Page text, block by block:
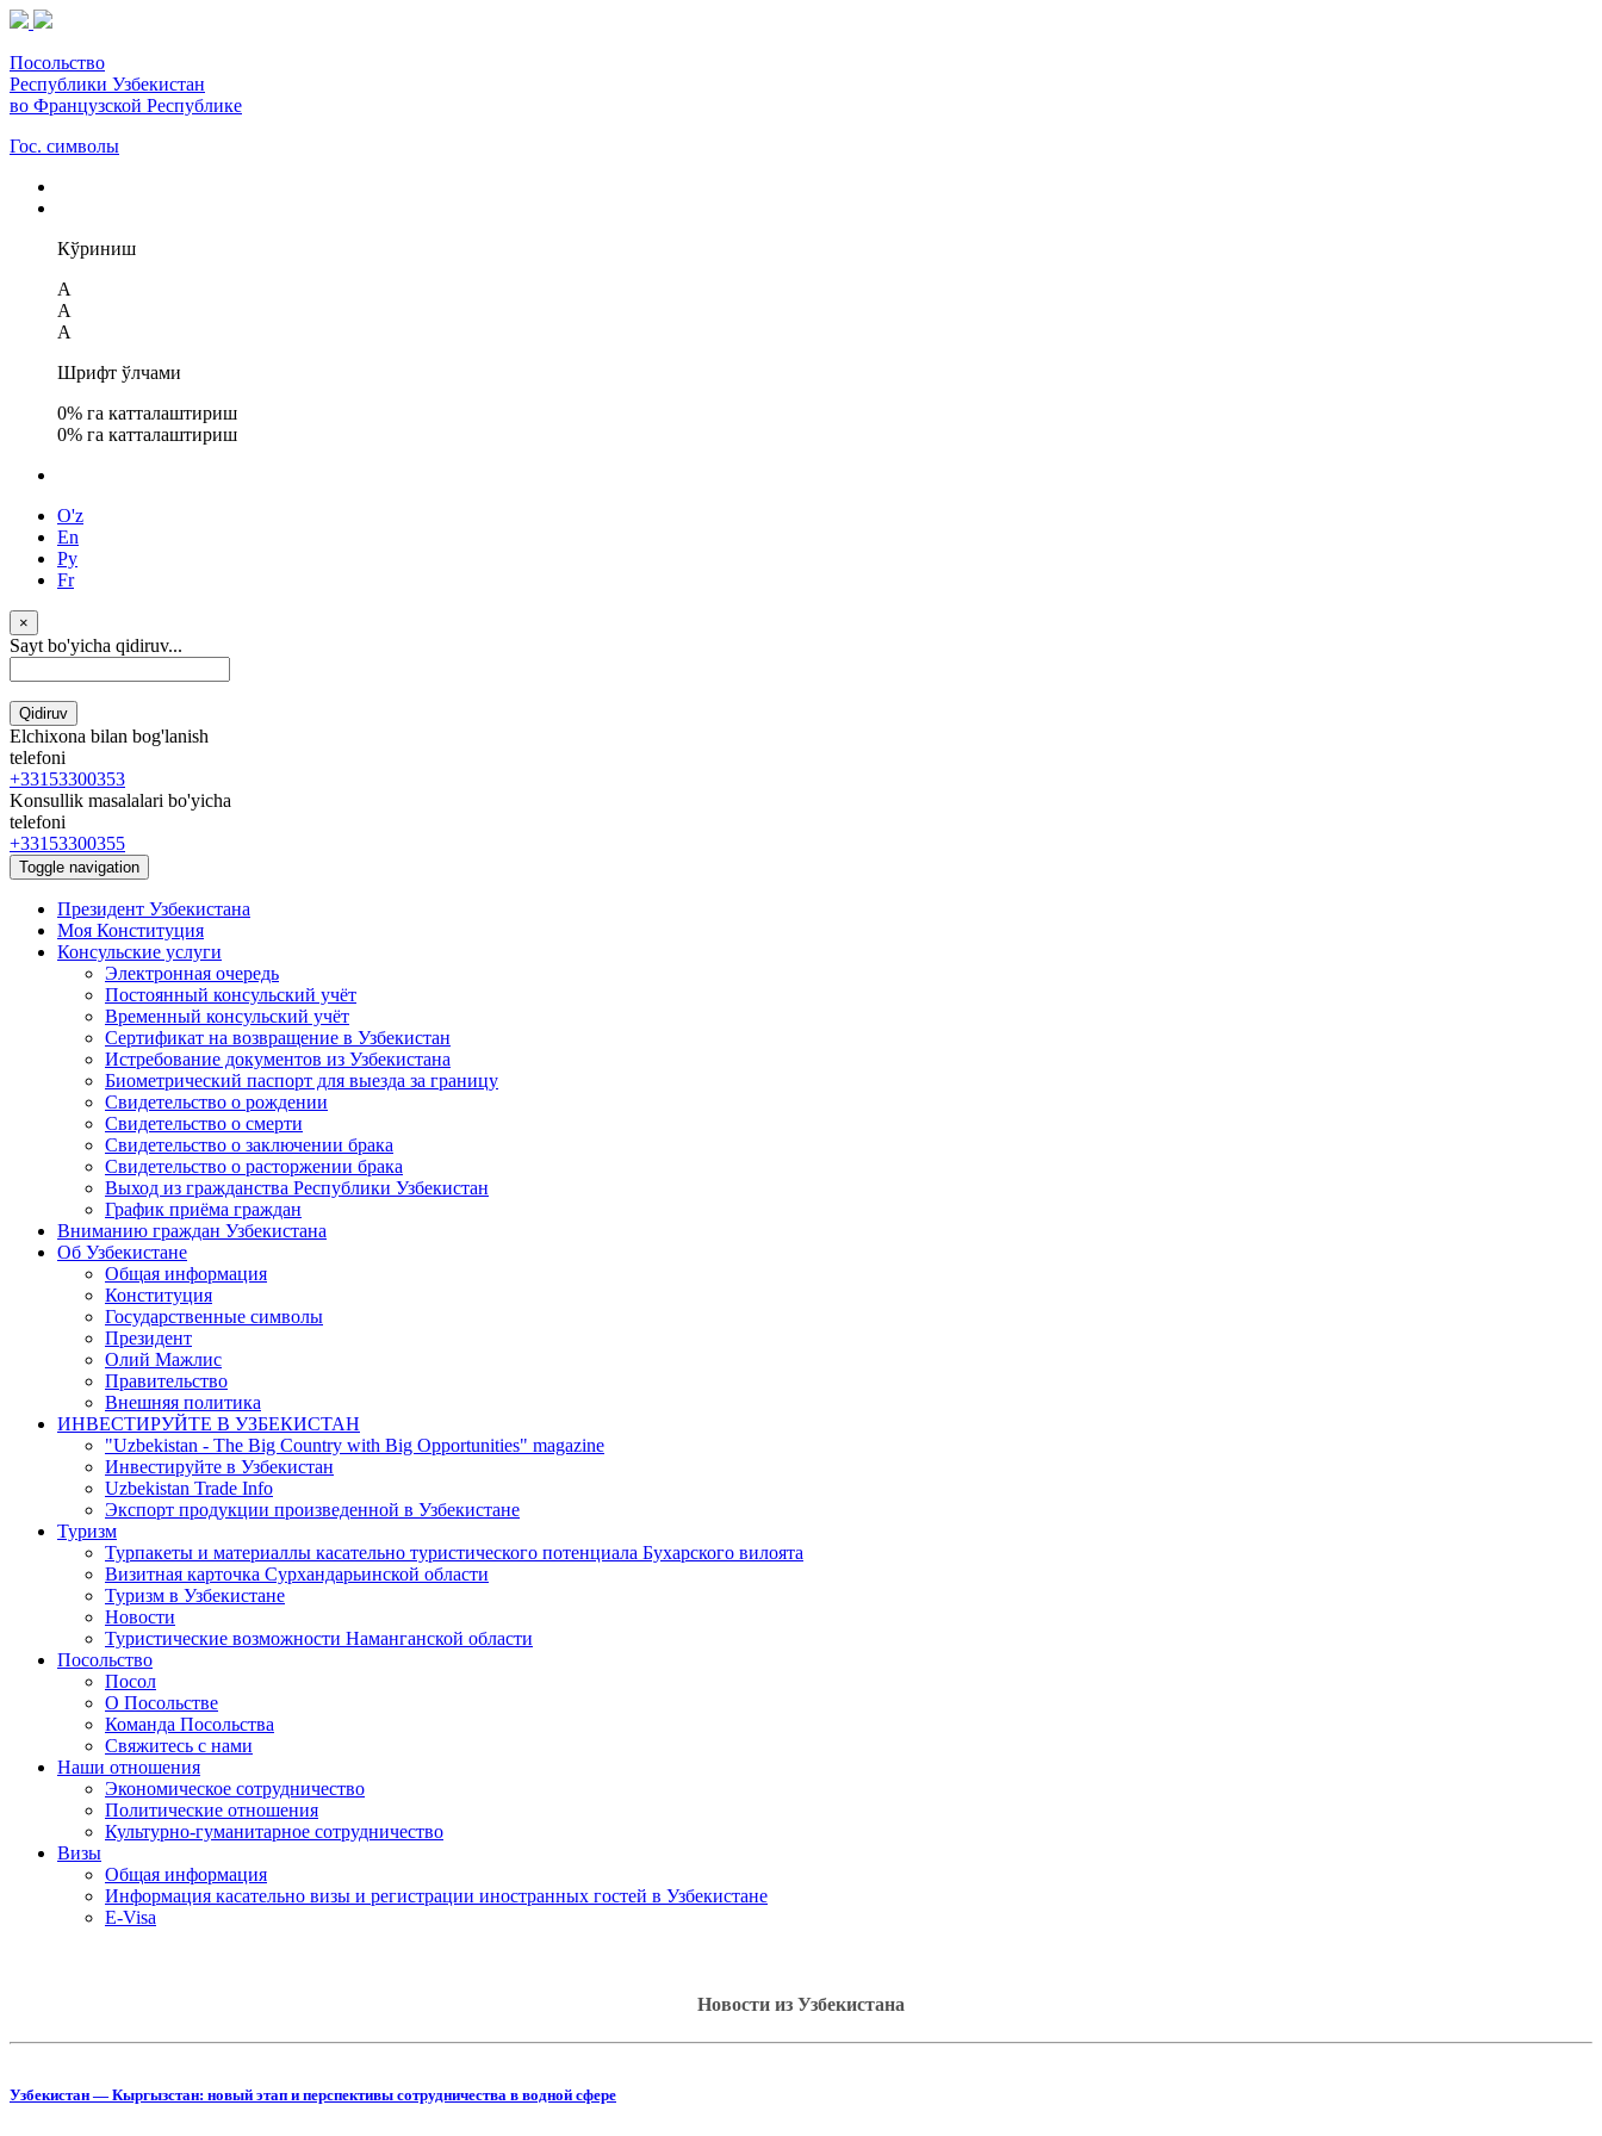
Посольство
Республики Узбекистан
во Французской Республике
Гос. символы
Кўриниш
A
A
A
Шрифт ўлчами
0% га катталаштириш
0% га катталаштириш
O'z
En
Ру
Fr
×
Sayt bo'yicha qidiruv...
Qidiruv
Elchixona bilan bog'lanish
telefoni
+33153300353
Konsullik masalalari bo'yicha
telefoni
+33153300355
Toggle navigation
Президент Узбекистана
Моя Конституция
Консульские услуги
Электронная очередь
Постоянный консульский учёт
Временный консульский учёт
Сертификат на возвращение в Узбекистан
Истребование документов из Узбекистана
Биометрический паспорт для выезда за границу
Свидетельство о рождении
Свидетельство о смерти
Свидетельство о заключении брака
Свидетельство о расторжении брака
Выход из гражданства Республики Узбекистан
График приёма граждан
Вниманию граждан Узбекистана
Об Узбекистане
Общая информация
Конституция
Государственные символы
Президент
Олий Мажлис
Правительство
Внешняя политика
ИНВЕСТИРУЙТЕ В УЗБЕКИСТАН
"Uzbekistan - The Big Country with Big Opportunities" magazine
Инвестируйте в Узбекистан
Uzbekistan Trade Info
Экспорт продукции произведенной в Узбекистане
Туризм
Турпакеты и материаллы касательно туристического потенциала Бухарского вилоята
Визитная карточка Сурхандарьинской области
Туризм в Узбекистане
Новости
Туристические возможности Наманганской области
Посольство
Посол
О Посольстве
Команда Посольства
Свяжитесь с нами
Наши отношения
Экономическое сотрудничество
Политические отношения
Культурно-гуманитарное сотрудничество
Визы
Общая информация
Информация касательно визы и регистрации иностранных гостей в Узбекистане
E-Visa
Новости из Узбекистана
Узбекистан — Кыргызстан: новый этап и перспективы сотрудничества в водной сфере